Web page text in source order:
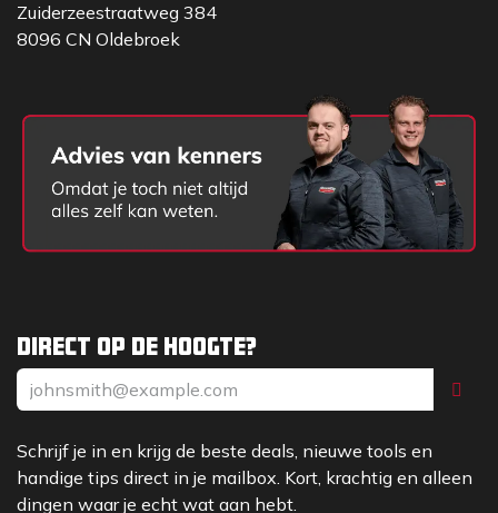
Direct op de hoogte?
Schrijf je in en krijg de beste deals, nieuwe tools en
handige tips direct in je mailbox. Kort, krachtig en alleen
dingen waar je echt wat aan hebt.
Zuiderzeestraatweg 384
8096 CN Oldebroek